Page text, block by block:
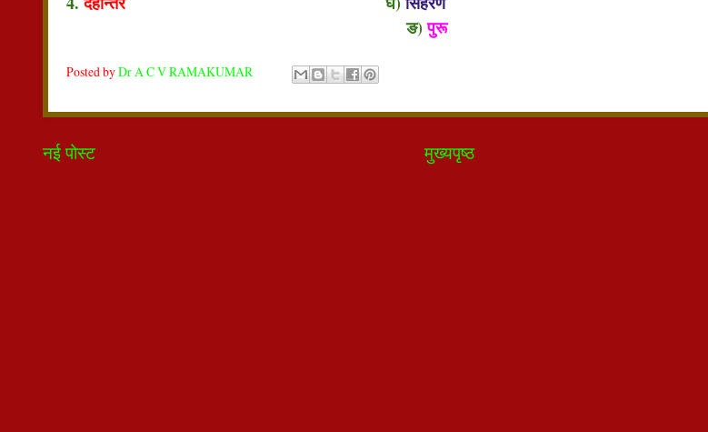
ङ)पुरू
Posted byDr A C V RAMAKUMAR
नई पोस्ट मुख्यपृष्ठ